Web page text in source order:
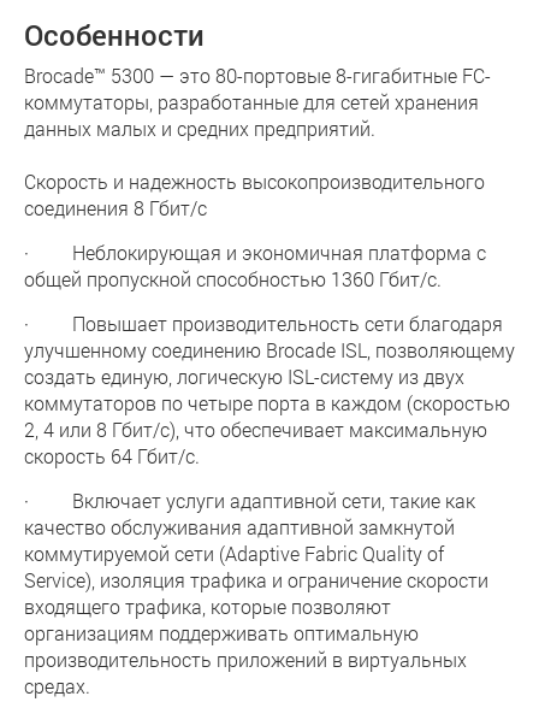
Особенности
Brocade™ 5300 — это 80-портовые 8-гигабитные FC-
коммутаторы, разработанные для сетей хранения
данных малых и средних предприятий.
Скорость и надежность высокопроизводительного
соединения 8 Гбит/с
· Неблокирующая и экономичная платформа с
общей пропускной способностью 1360 Гбит/с.
· Повышает производительность сети благодаря
улучшенному соединению Brocade ISL, позволяющему
создать единую, логическую ISL-систему из двух
коммутаторов по четыре порта в каждом (скоростью
2, 4 или 8 Гбит/c), что обеспечивает максимальную
скорость 64 Гбит/с.
· Включает услуги адаптивной сети, такие как
качество обслуживания адаптивной замкнутой
коммутируемой сети (Adaptive Fabric Quality of
Service), изоляция трафика и ограничение скорости
входящего трафика, которые позволяют
организациям поддерживать оптимальную
производительность приложений в виртуальных
средах.